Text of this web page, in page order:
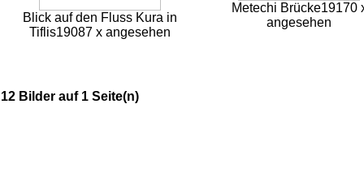
Blick auf den Fluss Kura in
Tiflis19087 x angesehen
Metechi Brücke19170
angesehen
12 Bilder auf 1 Seite(n)